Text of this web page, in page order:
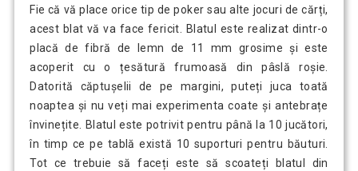
Fie că vă place orice tip de poker sau alte jocuri de cărți,
acest blat vă va face fericit. Blatul este realizat dintr-o
placă de fibră de lemn de 11 mm grosime și este
acoperit cu o țesătură frumoasă din pâslă roșie.
Datorită căptușelii de pe margini, puteți juca toată
noaptea și nu veți mai experimenta coate și antebrațe
învinețite. Blatul este potrivit pentru până la 10 jucători,
în timp ce pe tablă există 10 suporturi pentru băuturi.
Tot ce trebuie să faceți este să scoateți blatul din